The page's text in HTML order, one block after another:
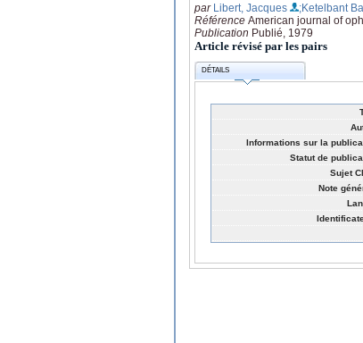
par Libert, Jacques ;Ketelbant
Référence American journal of
Publication Publié, 1979
Article révisé par les pairs
DÉTAILS
Informations sur la
Statut de
Sujet
Note